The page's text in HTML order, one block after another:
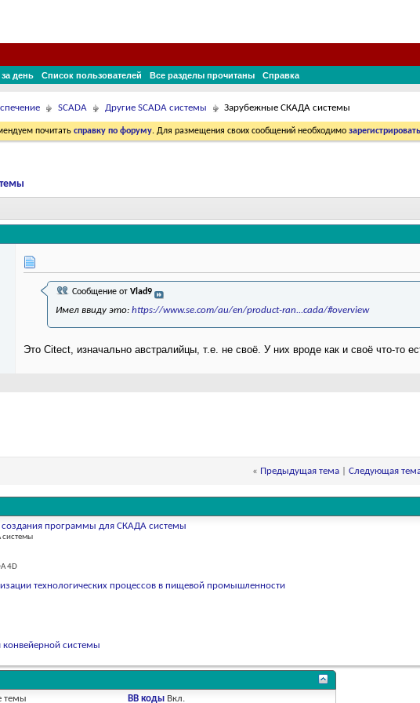
день Список пользователей Все разделы прочитаны Справка
SCADA Другие SCADA системы Зарубежные СКАДА системы
почитать справку по форуму. Для размещения своих сообщений необходимо
Сообщение от Vlad9
Имел ввиду это: https://www.se.com/au/en/product-ran...cada/#overview
Это Citect, изначально австралийцы, т.е. не своё. У них вроде как и своё что-то
« Предыдущая тема Следующая
создания программы для СКАДА системы
системы
4D
технологических процессов в пищевой промышленности
системы
темы BB коды Вкл.